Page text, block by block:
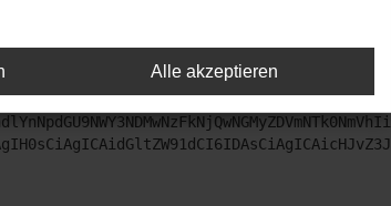
zu beheben. Du kannst uns diesen Text
Alle akzeptieren